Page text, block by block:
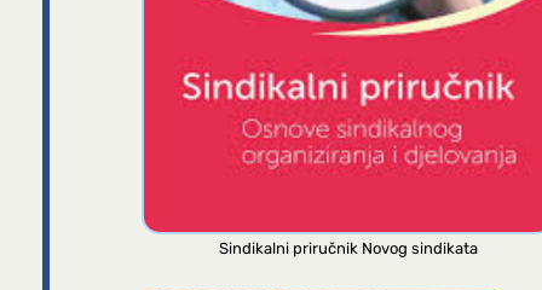
Sindikalni priručnik Novog sindikata